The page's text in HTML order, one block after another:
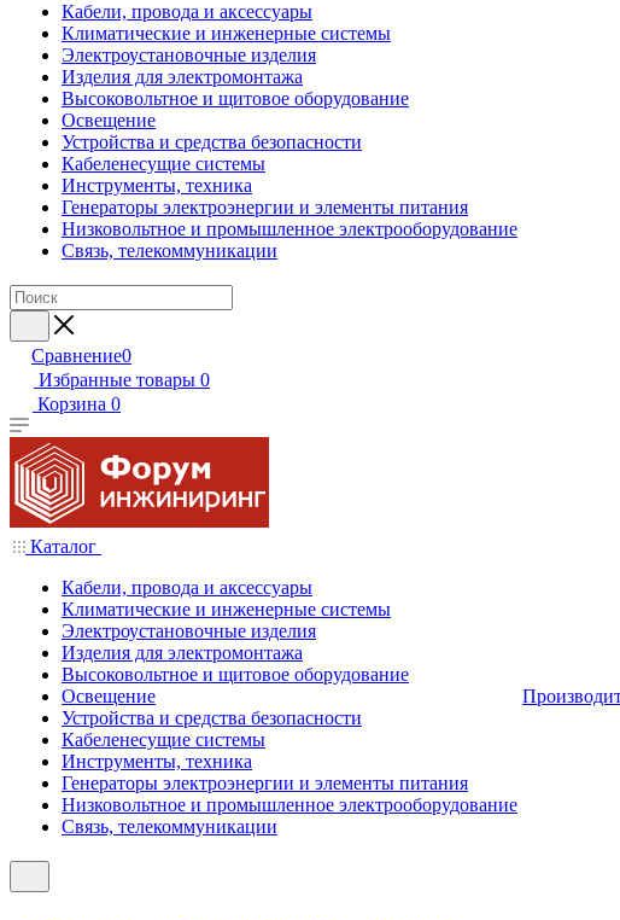
Кабели, провода и аксессуары
Климатические и инженерные системы
Электроустановочные изделия
Изделия для электромонтажа
Высоковольтное и щитовое оборудование
Освещение
Устройства и средства безопасности
Кабеленесущие системы
Инструменты, техника
Генераторы электроэнергии и элементы питания
Низковольтное и промышленное электрооборудование
Связь, телекоммуникации
Сравнение0
Избранные товары 0
Корзина 0
Каталог
Кабели, провода и аксессуары
Климатические и инженерные системы
Электроустановочные изделия
Изделия для электромонтажа
Высоковольтное и щитовое оборудование
Освещение
Устройства и средства безопасности
Кабеленесущие системы
Инструменты, техника
Генераторы электроэнергии и элементы питания
Низковольтное и промышленное электрооборудование
Связь, телекоммуникации